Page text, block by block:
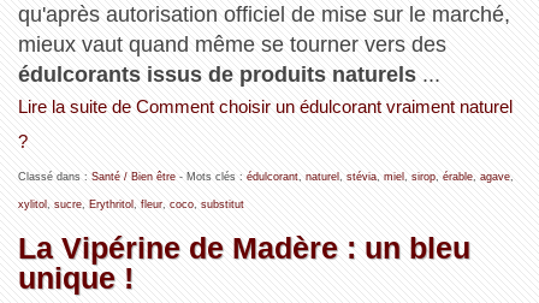
qu'après autorisation officiel de mise sur le marché,
mieux vaut quand même se tourner vers des
édulcorants issus de produits naturels...
Lire la suite de Comment choisir un édulcorant vraiment naturel
?
Classé dans : Santé / Bien être- Mots clés : édulcorant, naturel stévia, miel sirop, érable, agave,
xylitol sucre, Erythritol fleur, coco, substitut
La Vipérine de Madère : un bleu
unique !